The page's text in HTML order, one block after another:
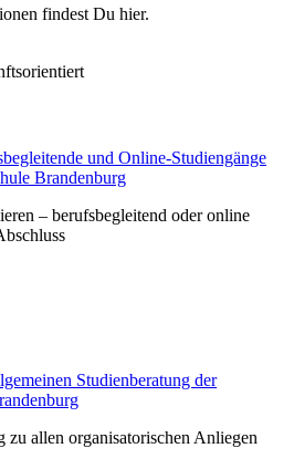
findest Du hier.
– berufsbegleitend oder online
allen organisatorischen Anliegen